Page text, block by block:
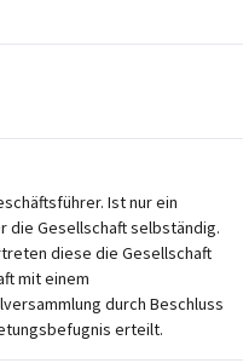
Ist nur ein
Gesellschaft selbständig.
diese die Gesellschaft
mit einem
durch Beschluss
erteilt.